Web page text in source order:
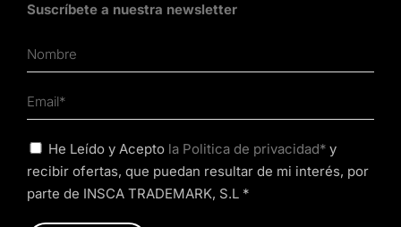
Suscríbete a nuestra newsletter
He Leído y Acepto la Politica de privacidad* y
recibir ofertas, que puedan resultar de mi interés, por
parte de INSCA TRADEMARK, S.L *